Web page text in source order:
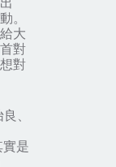
。
大
對
對
、
實是